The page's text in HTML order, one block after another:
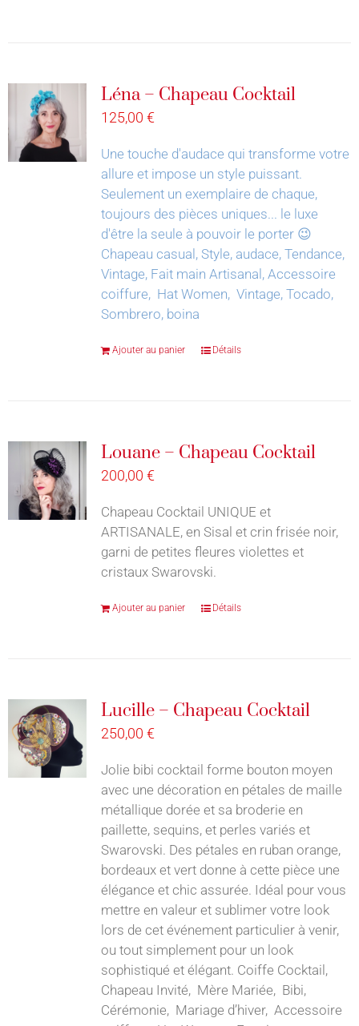
Léna – Chapeau Cocktail
125,00 €
Une touche d'audace qui transforme votre
allure et impose un style puissant.
Seulement un exemplaire de chaque,
toujours des pièces uniques... le luxe
d'être la seule à pouvoir le porter 😉
Chapeau casual, Style, audace, Tendance,
Vintage, Fait main Artisanal, Accessoire
coiffure, Hat Women, Vintage, Tocado,
Sombrero, boina
Ajouter au panier Détails
Louane – Chapeau Cocktail
200,00 €
Chapeau Cocktail UNIQUE et
ARTISANALE, en Sisal et crin frisée noir,
garni de petites fleures violettes et
cristaux Swarovski.
Ajouter au panier Détails
Lucille – Chapeau Cocktail
250,00 €
Jolie bibi cocktail forme bouton moyen
avec une décoration en pétales de maille
métallique dorée et sa broderie en
paillette, sequins, et perles variés et
Swarovski. Des pétales en ruban orange,
bordeaux et vert donne à cette pièce une
élégance et chic assurée. Idéal pour vous
mettre en valeur et sublimer votre look
lors de cet événement particulier à venir,
ou tout simplement pour un look
sophistiqué et élégant. Coiffe Cocktail,
Chapeau Invité, Mère Mariée, Bibi,
Cérémonie, Mariage d’hiver, Accessoire